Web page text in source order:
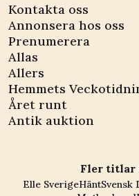
Kontakta oss
Annonsera hos oss
Prenumerera
Allas
Allers
Hemmets
Året runt
Antik auktion
Fler titlar
Elle SverigeHäntSvensk